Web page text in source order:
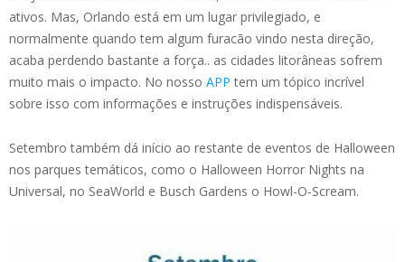
ativos. Mas, Orlando está em um lugar privilegiado, e
normalmente quando tem algum furacão vindo nesta direção,
acaba perdendo bastante a força.. as cidades litorâneas sofrem
muito mais o impacto. No nosso APP tem um tópico incrível
sobre isso com informações e instruções indispensáveis.
Setembro também dá início ao restante de eventos de Halloween
nos parques temáticos, como o Halloween Horror Nights na
Universal, no SeaWorld e Busch Gardens o Howl-O-Scream.